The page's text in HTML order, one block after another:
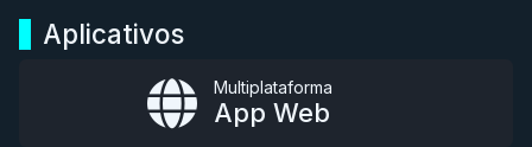
Aplicativos
Multiplataforma
App Web